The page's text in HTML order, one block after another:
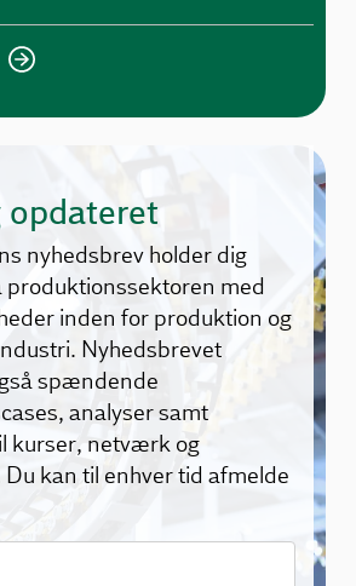
opdateret
nyhedsbrev holder dig
produktionssektoren med
inden for produktion og
Nyhedsbrevet
spændende
analyser samt
kurser, netværk og
kan til enhver tid afmelde